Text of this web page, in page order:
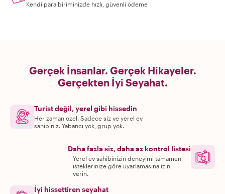
Kendi para biriminizde hızlı, güvenli ödeme
Gerçek İnsanlar. Gerçek Hikayeler.
Gerçekten İyi Seyahat.
Turist değil, yerel gibi hissedin
Her zaman özel. Sadece siz ve yerel ev
sahibiniz. Yabancı yok, grup yok.
Daha fazla siz, daha az kontrol listesi
Yerel ev sahibinizin deneyimi tamamen
isteklerinize göre uyarlamasına izin
verin.
İyi hissettiren seyahat